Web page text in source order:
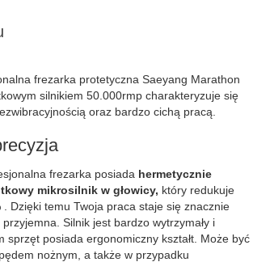
frezarka protetyczna Saeyang Marathon
silnikiem 50.000rmp charakteryzuje się
oraz bardzo cichą pracą.
frezarka posiada hermetycznie
mikrosilnik w głowicy, który redukuje
. Dzięki temu Twoja praca staje się znacznie
Silnik jest bardzo wytrzymały i
sprzęt posiada ergonomiczny kształt. Może być
nożnym, a także w przypadku